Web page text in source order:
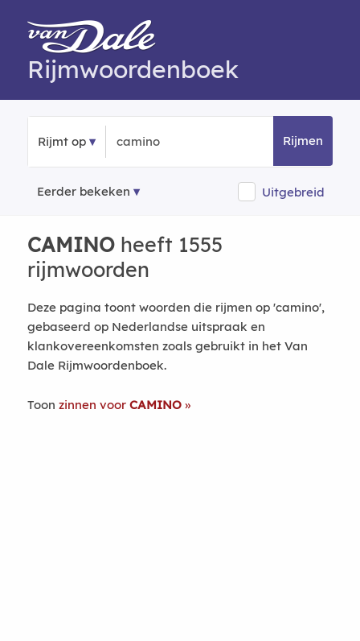
Rijmwoordenboek
Rijmt op Rijmen
Eerder bekeken Uitgebreid
CAMINOheeft 1555
rijmwoorden
Deze pagina toont woorden die rijmen op 'camino',
gebaseerd op Nederlandse uitspraak en
klankovereenkomsten zoals gebruikt in het Van
Dale Rijmwoordenboek.
Toon zinnen voor CAMINO